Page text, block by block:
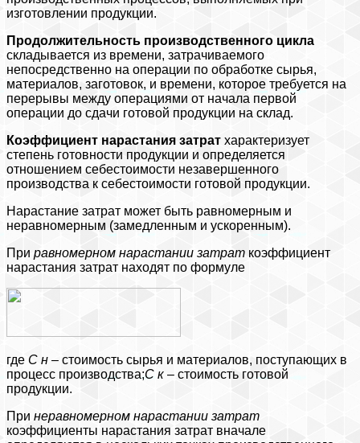
изготовлении продукции.
Продолжительность производственного цикла
складывается из времени, затрачиваемого
непосредственно на операции по обработке сырья,
материалов, заготовок, и времени, которое требуется на
перерывы между операциями от начала первой
операции до сдачи готовой продукции на склад.
Коэффициент нарастания затрат характеризует
степень готовности продукции и определяется
отношением себестоимости незавершенного
производства к себестоимости готовой продукции.
Нарастание затрат может быть равномерным и
неравномерным (замедленным и ускоренным).
При равномерном нарастании затрат коэффициент
нарастания затрат находят по формуле
где С н – стоимость сырья и материалов, поступающих в
процесс производства;С к – стоимость готовой
продукции.
При неравномерном нарастании затрат
коэффициенты нарастания затрат вначале